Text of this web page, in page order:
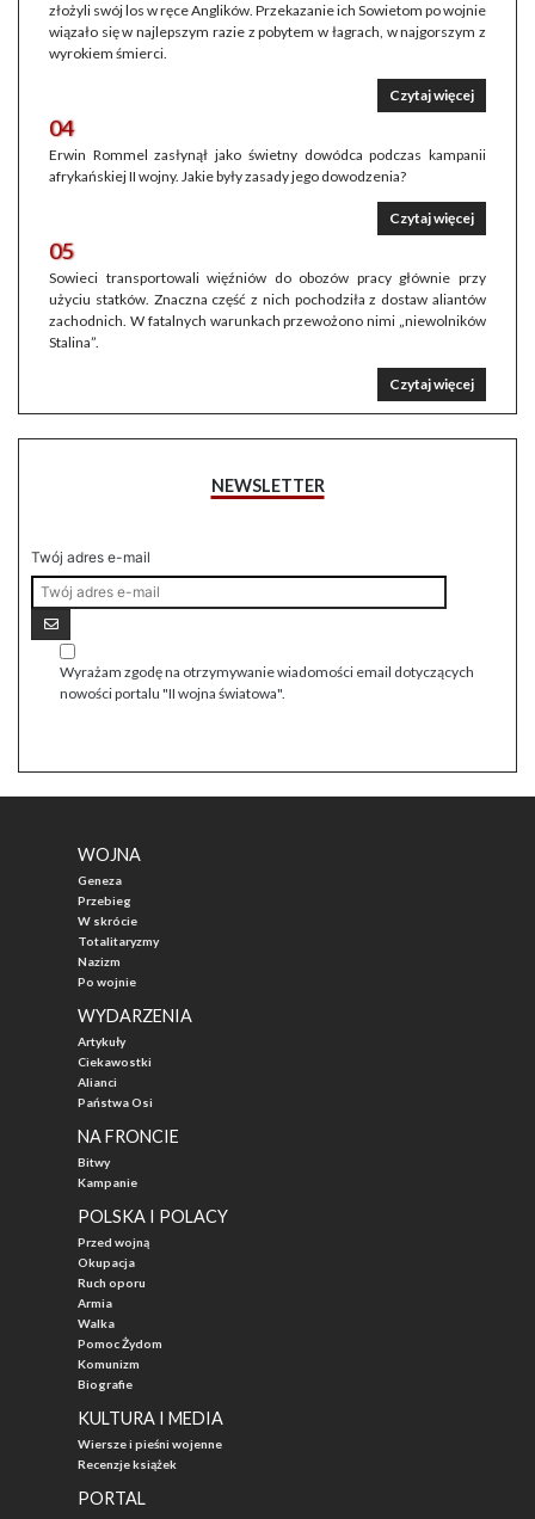
złożyli swój los w ręce Anglików. Przekazanie ich Sowietom po wojnie
wiązało się w najlepszym razie z pobytem w łagrach, w najgorszym z
wyrokiem śmierci.
Czytaj więcej
04
Erwin Rommel zasłynął jako świetny dowódca podczas kampanii
afrykańskiej II wojny. Jakie były zasady jego dowodzenia?
Czytaj więcej
05
Sowieci transportowali więźniów do obozów pracy głównie przy
użyciu statków. Znaczna część z nich pochodziła z dostaw aliantów
zachodnich. W fatalnych warunkach przewożono nimi „niewolników
Stalina”.
Czytaj więcej
NEWSLETTER
Twój adres e-mail
Wyrażam zgodę na otrzymywanie wiadomości email dotyczących
nowości portalu "II wojna światowa".
WOJNA
Geneza
Przebieg
W skrócie
Totalitaryzmy
Nazizm
Po wojnie
WYDARZENIA
Artykuły
Ciekawostki
Alianci
Państwa Osi
NA FRONCIE
Bitwy
Kampanie
POLSKA I POLACY
Przed wojną
Okupacja
Ruch oporu
Armia
Walka
Pomoc Żydom
Komunizm
Biografie
KULTURA I MEDIA
Wiersze i pieśni wojenne
Recenzje książek
PORTAL